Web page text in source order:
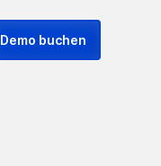
Demo buchen